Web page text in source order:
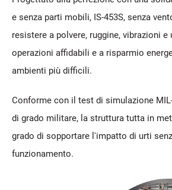
e senza parti mobili, IS-453S, senza
resistere a polvere, ruggine, vibrazioni e
operazioni affidabili e a risparmio
ambienti più difficili.
Conforme con il test di simulazione MIL-
di grado militare, la struttura tutta in
grado di sopportare l'impatto di urti
funzionamento.